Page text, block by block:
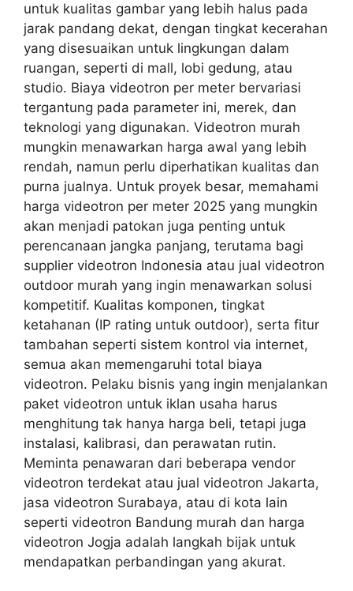
untuk kualitas gambar yang lebih halus pada
jarak pandang dekat, dengan tingkat kecerahan
yang disesuaikan untuk lingkungan dalam
ruangan, seperti di mall, lobi gedung, atau
studio. Biaya videotron per meter bervariasi
tergantung pada parameter ini, merek, dan
teknologi yang digunakan. Videotron murah
mungkin menawarkan harga awal yang lebih
rendah, namun perlu diperhatikan kualitas dan
purna jualnya. Untuk proyek besar, memahami
harga videotron per meter 2025 yang mungkin
akan menjadi patokan juga penting untuk
perencanaan jangka panjang, terutama bagi
supplier videotron Indonesia atau jual videotron
outdoor murah yang ingin menawarkan solusi
kompetitif. Kualitas komponen, tingkat
ketahanan (IP rating untuk outdoor), serta fitur
tambahan seperti sistem kontrol via internet,
semua akan memengaruhi total biaya
videotron. Pelaku bisnis yang ingin menjalankan
paket videotron untuk iklan usaha harus
menghitung tak hanya harga beli, tetapi juga
instalasi, kalibrasi, dan perawatan rutin.
Meminta penawaran dari beberapa vendor
videotron terdekat atau jual videotron Jakarta,
jasa videotron Surabaya, atau di kota lain
seperti videotron Bandung murah dan harga
videotron Jogja adalah langkah bijak untuk
mendapatkan perbandingan yang akurat.